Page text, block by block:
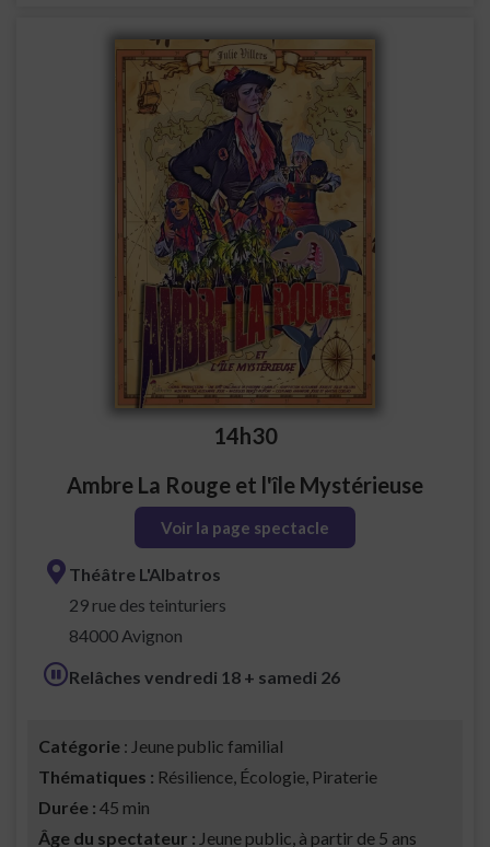
14h30
Ambre La Rouge et l'île Mystérieuse
Voir la page spectacle
Théâtre L'Albatros
29 rue des teinturiers
84000 Avignon
Relâches vendredi 18 + samedi 26
Catégorie : Jeune public familial
Thématiques : Résilience, Écologie, Piraterie
Durée : 45 min
Âge du spectateur : Jeune public, à partir de 5 ans